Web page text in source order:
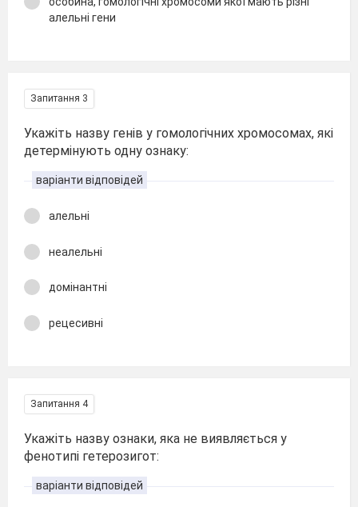
алельні гени
Запитання 3
Укажіть назву генів у гомологічних хромосомах, які
детермінують одну ознаку:
варіанти відповідей
алельні
неалельні
домінантні
рецесивні
Запитання 4
Укажіть назву ознаки, яка не виявляється у
фенотипі гетерозигот:
варіанти відповідей